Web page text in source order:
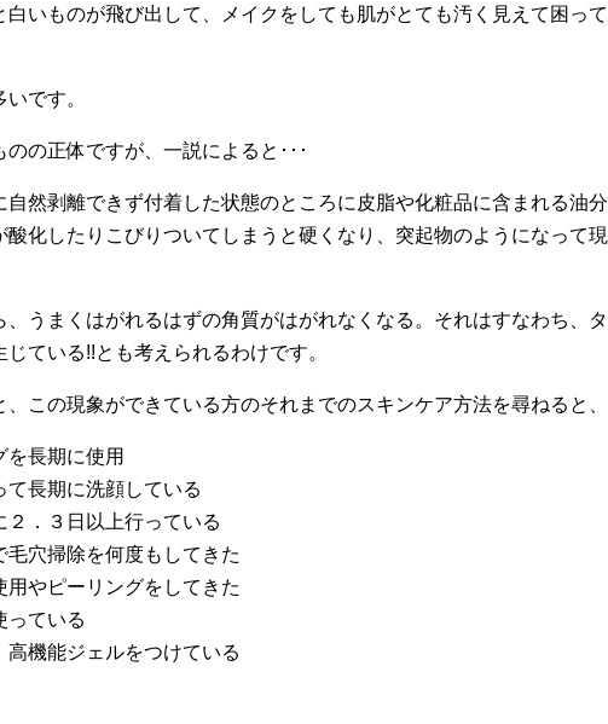
いものが飛び出して、メイクをしても肌がとても汚く見えて困って
です。
の正体ですが、一説によると･･･
然剥離できず付着した状態のところに皮脂や化粧品に含まれる油分
酸化したりこびりついてしまうと硬くなり、突起物のようになって現
、うまくはがれるはずの角質がはがれなくなる。それはすなわち、タ
ている!!とも考えられるわけです。
この現象ができている方のそれまでのスキンケア方法を尋ねると、
を長期に使用
て長期に洗顔している
２．３日以上行っている
毛穴掃除を何度もしてきた
用やピーリングをしてきた
っている
高機能ジェルをつけている